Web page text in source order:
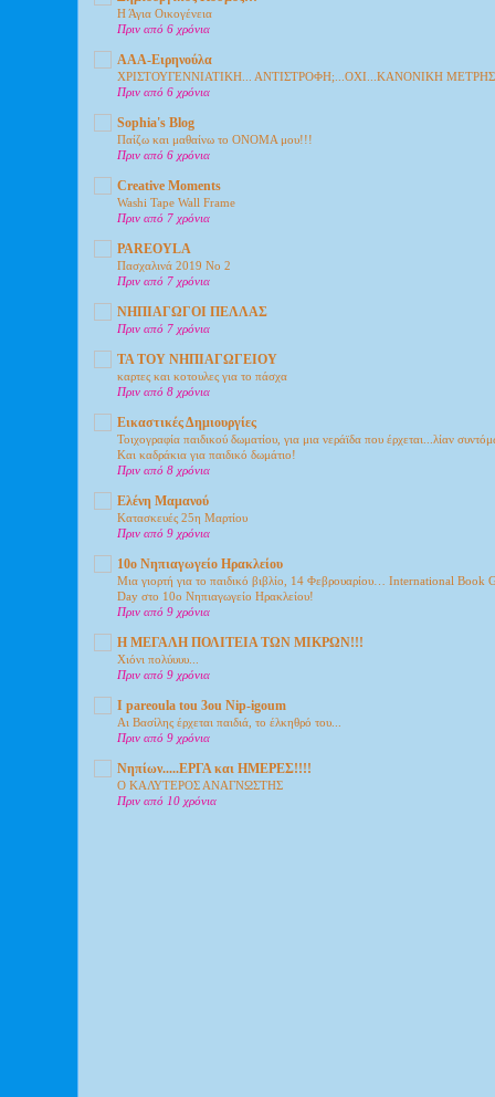
Η Άγια Οικογένεια
Πριν από 6 χρόνια
ΑΑΑ-Ειρηνούλα
ΧΡΙΣΤΟΥΓΕΝΝΙΑΤΙΚΗ... ΑΝΤΙΣΤΡΟΦΗ;...ΟΧΙ...ΚΑΝΟΝΙΚΗ
Πριν από 6 χρόνια
Sophia's Blog
Παίζω και μαθαίνω το ΟΝΟΜΑ μου!!!
Πριν από 6 χρόνια
Creative Moments
Washi Tape Wall Frame
Πριν από 7 χρόνια
PAREOYLA
Πασχαλινά 2019 Νο 2
Πριν από 7 χρόνια
ΝΗΠΙΑΓΩΓΟΙ ΠΕΛΛΑΣ
Πριν από 7 χρόνια
ΤΑ ΤΟΥ ΝΗΠΙΑΓΩΓΕΙΟΥ
καρτες και κοτουλες για το πάσχα
Πριν από 8 χρόνια
Εικαστικές Δημιουργίες
Τοιχογραφία παιδικού δωματίου, για μια νεράϊδα που έρχεται...λίαν
Και καδράκια για παιδικό δωμάτιο!
Πριν από 8 χρόνια
Ελένη Μαμανού
Κατασκευές 25η Μαρτίου
Πριν από 9 χρόνια
10ο Νηπιαγωγείο Ηρακλείου
Μια γιορτή για το παιδικό βιβλίο, 14 Φεβρουαρίου… International Book
Day στο 10ο Νηπιαγωγείο Ηρακλείου!
Πριν από 9 χρόνια
Η ΜΕΓΑΛΗ ΠΟΛΙΤΕΙΑ ΤΩΝ ΜΙΚΡΩΝ!!!
Xιόνι πολύυυυ...
Πριν από 9 χρόνια
I pareoula tou 3ou Nip-igoum
Αι Βασίλης έρχεται παιδιά, το έλκηθρό του...
Πριν από 9 χρόνια
Νηπίων.....ΕΡΓΑ και ΗΜΕΡΕΣ!!!!
Ο ΚΑΛΥΤΕΡΟΣ ΑΝΑΓΝΩΣΤΗΣ
Πριν από 10 χρόνια